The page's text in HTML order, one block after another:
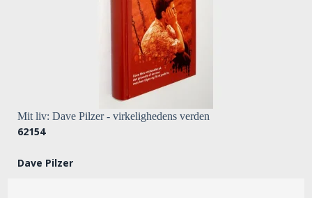
Mit liv: Dave Pilzer - virkelighedens verden
62154
Dave Pilzer